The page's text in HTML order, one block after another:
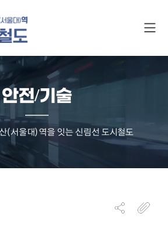
안전/기술
(서울대)역을 잇는 신림선 도시철도